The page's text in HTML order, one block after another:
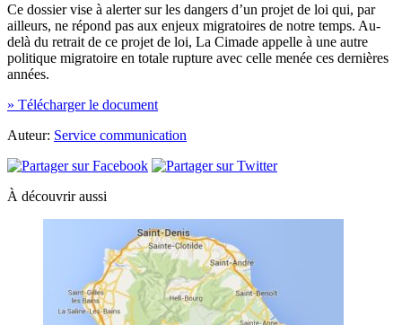
Ce dossier vise à alerter sur les dangers d’un projet de loi qui, par
ailleurs, ne répond pas aux enjeux migratoires de notre temps. Au-
delà du retrait de ce projet de loi, La Cimade appelle à une autre
politique migratoire en totale rupture avec celle menée ces dernières
années.
» Télécharger le document
Auteur: Service communication
À découvrir aussi